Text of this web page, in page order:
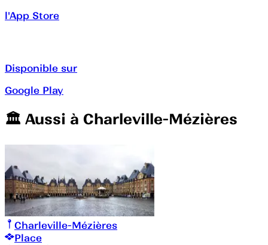
l'App Store
Disponible sur
Google Play
🏛️️ Aussi à Charleville-Mézières
Charleville-Mézières
Place